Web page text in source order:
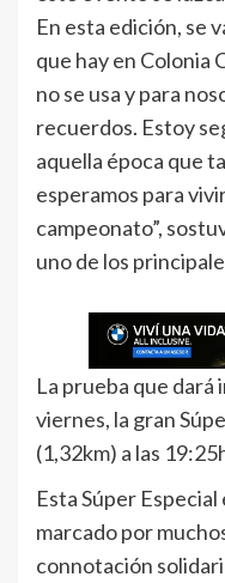
En esta edición, se
que hay en Colonia
no se usa y para
recuerdos. Estoy
aquella época que
esperamos para
campeonato”,
uno de los
La prueba que dará
viernes, la gran
(1,32km) a las
Esta Súper
marcado por
connotación